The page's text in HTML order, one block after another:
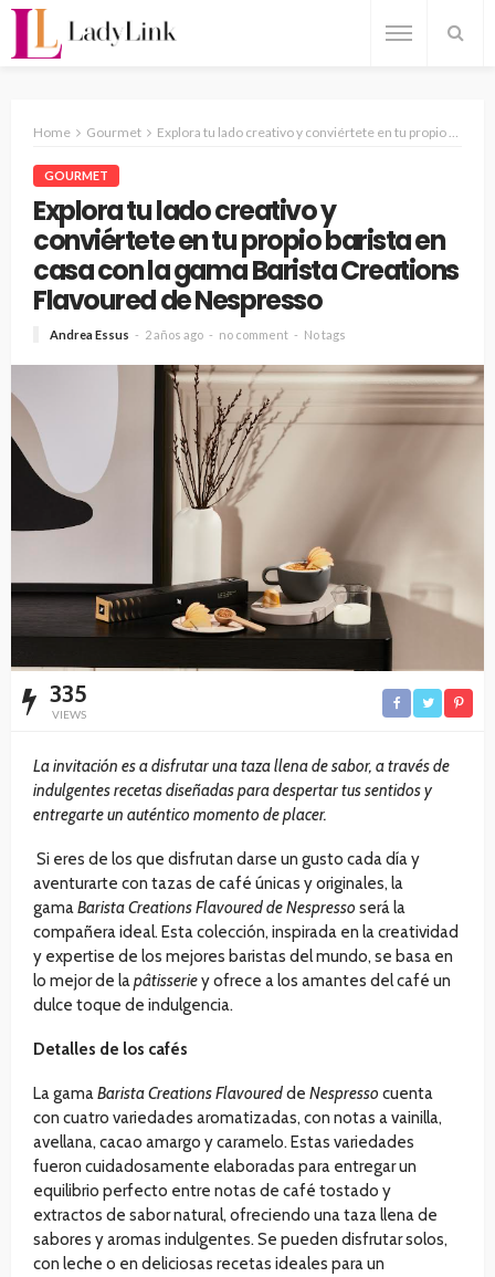
Home Gourmet Explora tu lado creativo y conviértete en tu propio barista en casa con la gama Barista Creations Flavoured de Nespresso
GOURMET
Explora tu lado creativo y
conviértete en tu propio barista en
casa con la gama Barista Creations
Flavoured de Nespresso
Andrea Essus 2 años ago no comment No tags
335
VIEWS
La invitación es a disfrutar una taza llena de sabor, a través de
indulgentes recetas diseñadas para despertar tus sentidos y
entregarte un auténtico momento de placer.
Si eres de los que disfrutan darse un gusto cada día y
aventurarte con tazas de café únicas y originales, la
gamaBarista Creations Flavoured de Nespresso será la
compañera ideal. Esta colección, inspirada en la creatividad
y expertise de los mejores baristas del mundo, se basa en
lo mejor de lapâtisseriey ofrece a los amantes del café un
dulce toque de indulgencia.
Detalles de los cafés
La gamaBarista Creations Flavouredde Nespresso cuenta
con cuatro variedades aromatizadas, con notas a vainilla,
avellana, cacao amargo y caramelo. Estas variedades
fueron cuidadosamente elaboradas para entregar un
equilibrio perfecto entre notas de café tostado y
extractos de sabor natural, ofreciendo una taza llena de
sabores y aromas indulgentes. Se pueden disfrutar solos,
con leche o en deliciosas recetas ideales para un